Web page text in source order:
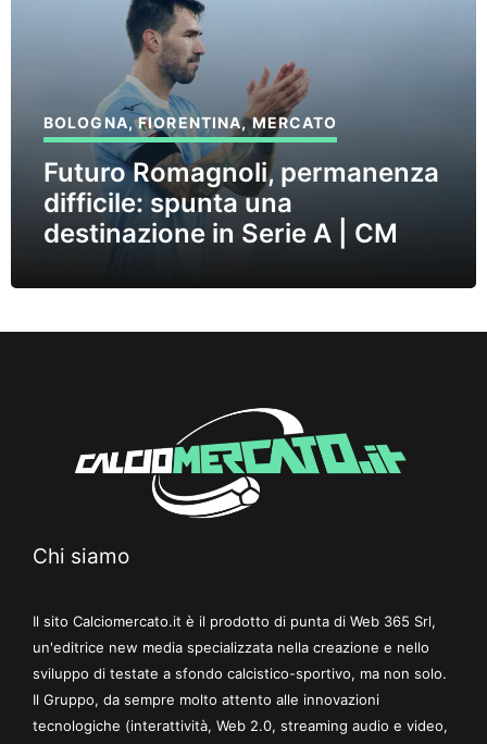
BOLOGNA,FIORENTINA,MERCATO
Futuro Romagnoli, permanenza
difficile: spunta una
destinazione in Serie A | CM
Chi siamo
Il sito Calciomercato.it è il prodotto di punta di Web 365 Srl,
un'editrice new media specializzata nella creazione e nello
sviluppo di testate a sfondo calcistico-sportivo, ma non solo.
Il Gruppo, da sempre molto attento alle innovazioni
tecnologiche (interattività, Web 2.0, streaming audio e video,